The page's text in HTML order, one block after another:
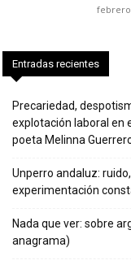
febrero
Entradas recientes
Precariedad,
explotación laboral en
poeta Melinna
Unperro andaluz:
experimentación
Nada que ver: sobre
anagrama)